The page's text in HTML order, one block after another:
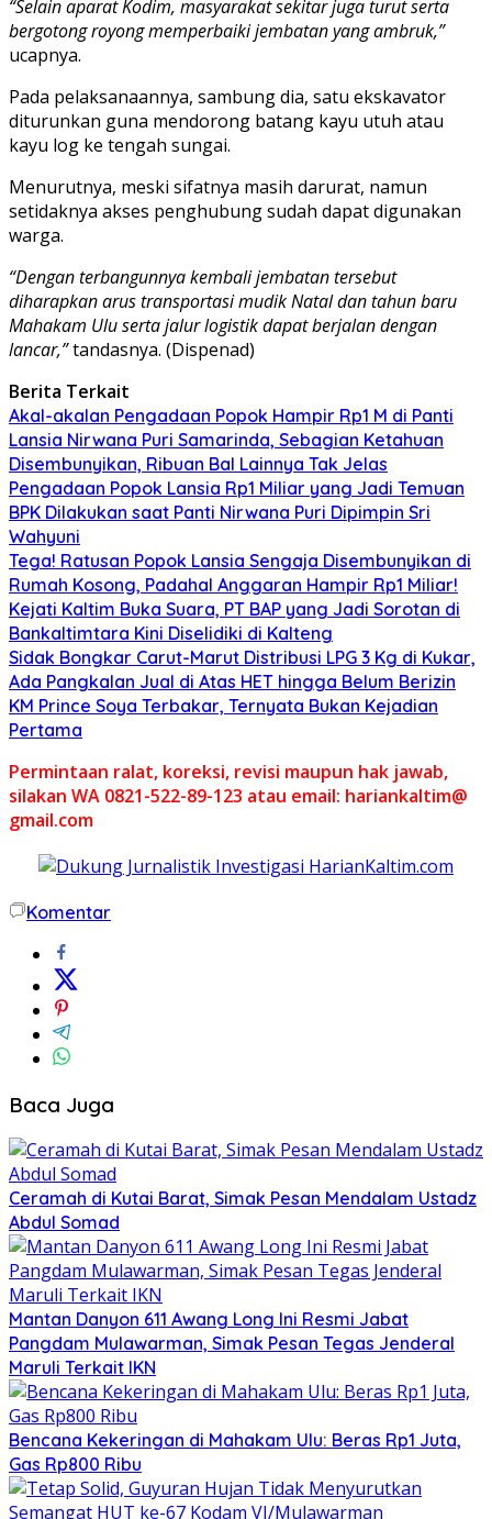
“Selain aparat Kodim, masyarakat sekitar juga turut serta
bergotong royong memperbaiki jembatan yang ambruk,”
ucapnya.
Pada pelaksanaannya, sambung dia, satu ekskavator
diturunkan guna mendorong batang kayu utuh atau
kayu log ke tengah sungai.
Menurutnya, meski sifatnya masih darurat, namun
setidaknya akses penghubung sudah dapat digunakan
warga.
“Dengan terbangunnya kembali jembatan tersebut
diharapkan arus transportasi mudik Natal dan tahun baru
Mahakam Ulu serta jalur logistik dapat berjalan dengan
lancar,”tandasnya. (Dispenad)
Berita Terkait
Akal-akalan Pengadaan Popok Hampir Rp1 M di Panti
Lansia Nirwana Puri Samarinda, Sebagian Ketahuan
Disembunyikan, Ribuan Bal Lainnya Tak Jelas
Pengadaan Popok Lansia Rp1 Miliar yang Jadi Temuan
BPK Dilakukan saat Panti Nirwana Puri Dipimpin Sri
Wahyuni
Tega! Ratusan Popok Lansia Sengaja Disembunyikan di
Rumah Kosong, Padahal Anggaran Hampir Rp1 Miliar!
Kejati Kaltim Buka Suara, PT BAP yang Jadi Sorotan di
Bankaltimtara Kini Diselidiki di Kalteng
Sidak Bongkar Carut-Marut Distribusi LPG 3 Kg di Kukar,
Ada Pangkalan Jual di Atas HET hingga Belum Berizin
KM Prince Soya Terbakar, Ternyata Bukan Kejadian
Pertama
Permintaan ralat, koreksi, revisi maupun hak jawab,
silakan WA 0821-522-89-123 atau email: hariankaltim@
gmail.com
Komentar
Baca Juga
Ceramah di Kutai Barat, Simak Pesan Mendalam Ustadz
Abdul Somad
Mantan Danyon 611 Awang Long Ini Resmi Jabat
Pangdam Mulawarman, Simak Pesan Tegas Jenderal
Maruli Terkait IKN
Bencana Kekeringan di Mahakam Ulu: Beras Rp1 Juta,
Gas Rp800 Ribu